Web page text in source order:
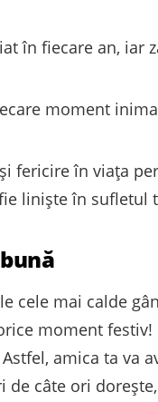
în fiecare an, iar
moment
în viața
liniște în sufletul
cele mai calde
moment festiv!
amica ta va
de câte ori